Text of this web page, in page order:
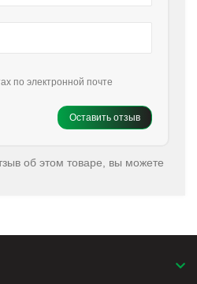
по электронной почте
Оставить отзыв
об этом товаре, вы можете